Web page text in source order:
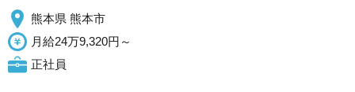
熊本県 熊本市
月給24万9,320円～
正社員